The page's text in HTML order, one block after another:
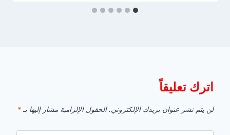
اترك تعليقاً
لن يتم نشر عنوان بريدك الإلكتروني. الحقول الإلزامية مشار إليها بـ *